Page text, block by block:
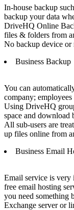
In-house backup
backup your data
DriveHQ Online
files & folders from
No backup device or
Business Backup
You can
company;
Using DriveHQ
space and download
All sub-users are
up files online from
Business Email
Email service is very
free email hosting
you need something
Exchange server or